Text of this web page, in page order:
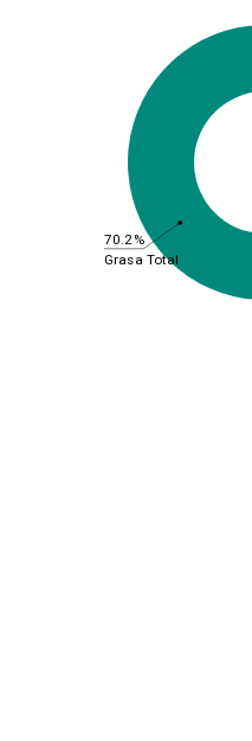
70.2%
Grasa Total